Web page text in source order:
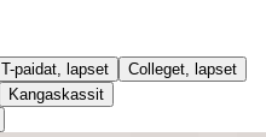
T-paidat, lapset
Colleget, lapset
Kangaskassit